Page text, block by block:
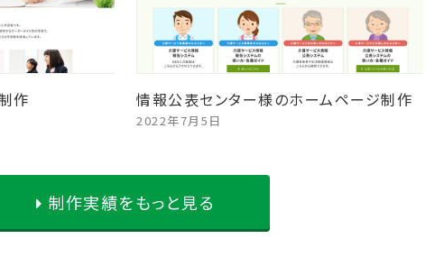
作 情報公表センター様のホームページ制作
2022年7月5日
制作実績をもっと見る